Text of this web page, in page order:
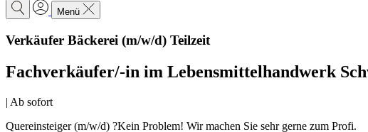
Menü
Verkäufer Bäckerei (m/w/d) Teilzeit
Fachverkäufer/-in im Lebensmittelhandwerk
| Ab sofort
Quereinsteiger (m/w/d) ?Kein Problem! Wir machen Sie sehr gerne zum Profi.